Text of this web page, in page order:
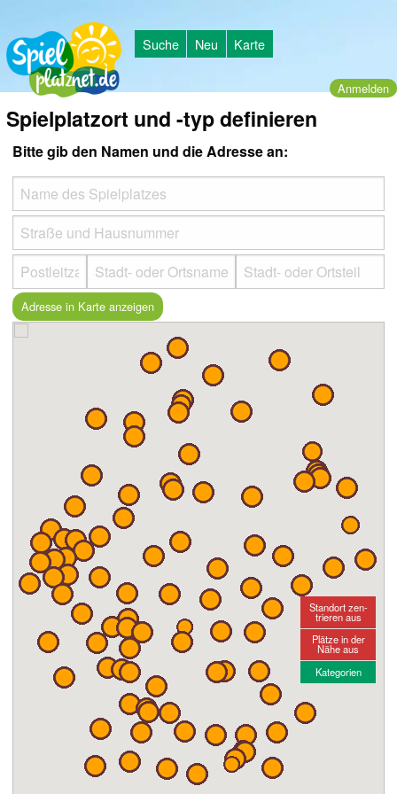
Suche Neu Karte
Anmelden
Spielplatzort und -typ definieren
Bitte gib den Namen und die Adresse an:
Standort zen-
trieren aus
Plätze in der
Nähe aus
Kategorien